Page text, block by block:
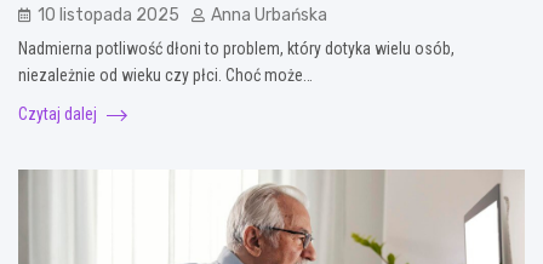
10 listopada 2025 Anna Urbańska
Nadmierna potliwość dłoni to problem, który dotyka wielu osób,
niezależnie od wieku czy płci. Choć może…
Czytaj dalej